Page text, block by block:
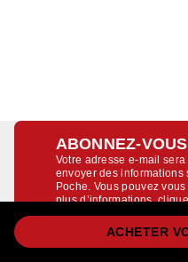
ACHETER
ABONNEZ-
Votre adresse e-mail
envoyer des informations
Poche. Vous pouvez
plus d’informations,
Indiquez votre email